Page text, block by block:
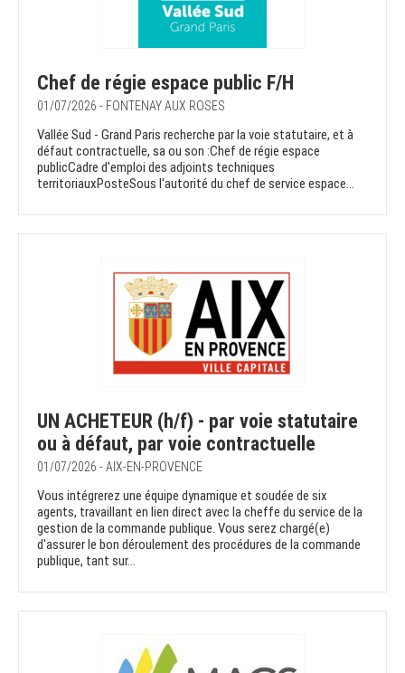
Chef de régie espace public F/H
01/07/2026 - FONTENAY AUX ROSES
Vallée Sud - Grand Paris recherche par la voie statutaire, et à
défaut contractuelle, sa ou son :Chef de régie espace
publicCadre d'emploi des adjoints techniques
territoriauxPosteSous l'autorité du chef de service espace...
UN ACHETEUR (h/f) - par voie statutaire
ou à défaut, par voie contractuelle
01/07/2026 - AIX-EN-PROVENCE
Vous intégrerez une équipe dynamique et soudée de six
agents, travaillant en lien direct avec la cheffe du service de la
gestion de la commande publique. Vous serez chargé(e)
d'assurer le bon déroulement des procédures de la commande
publique, tant sur...